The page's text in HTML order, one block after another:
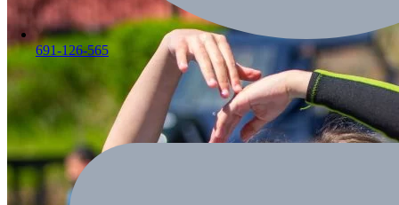
691-126-565